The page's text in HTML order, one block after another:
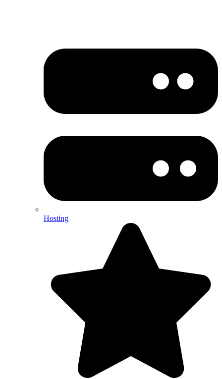
Hosting